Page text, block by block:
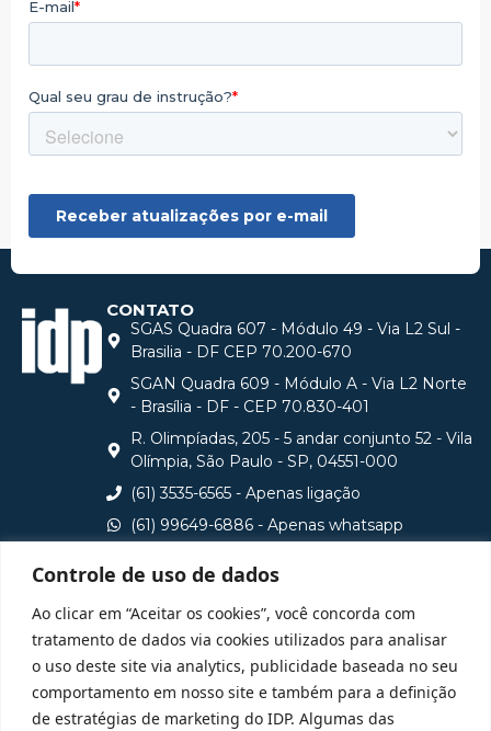
Controle de uso de dados
Ao clicar em “Aceitar os cookies”, você concorda com
tratamento de dados via cookies utilizados para analisar
o uso deste site via analytics, publicidade baseada no seu
comportamento em nosso site e também para a definição
de estratégias de marketing do IDP. Algumas das
CONTATO
SGAS Quadra 607 - Módulo 49 - Via L2 Sul -
Brasilia - DF CEP 70.200-670
SGAN Quadra 609 - Módulo A - Via L2 Norte
- Brasília - DF - CEP 70.830-401
R. Olimpíadas, 205 - 5 andar conjunto 52 - Vila
Olímpia, São Paulo - SP, 04551-000
(61) 3535-6565 - Apenas ligação
(61) 99649-6886 - Apenas whatsapp
Consulte aqui o cadastro da Instituição no Sistema e-
MEC